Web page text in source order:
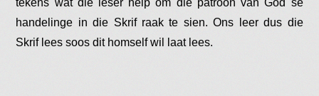
tekens wat die leser help om die patroon van God se
handelinge in die Skrif raak te sien. Ons leer dus die
Skrif lees soos dit homself wil laat lees.